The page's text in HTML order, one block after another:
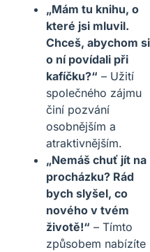
„Mám tu knihu, o
které jsi mluvil.
Chceš, abychom si
o ní povídali při
kafíčku?“ – Užití
společného zájmu
činí pozvání
osobnějším a
atraktivnějším.
„Nemáš chuť jít na
procházku? Rád
bych slyšel, co
nového v tvém
životě!“ – Tímto
způsobem nabízíte